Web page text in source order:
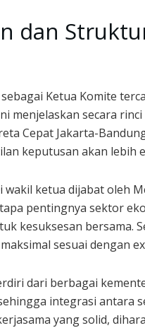
dan
Ketua Komite
menjelaskan secara
Cepat Jakarta-
keputusan akan lebih
wakil ketua dijabat oleh
pentingnya sektor
kesuksesan bersama.
sesuai dengan
dari berbagai
integrasi antara
yang solid,